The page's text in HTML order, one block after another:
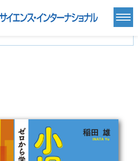
基礎医学関連科学(80)
自然科学(25)
医療技術(16)
歯科学(3)
薬学(7)
保健・体育(1)
医学一般(91)